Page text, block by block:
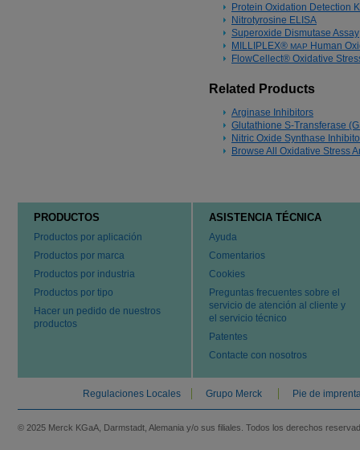
Protein Oxidation Detection
Nitrotyrosine ELISA
Superoxide Dismutase Assay
MILLIPLEX® MAP Human
FlowCellect® Oxidative
Related Products
Arginase Inhibitors
Glutathione S-Transferase
Nitric Oxide Synthase
Browse All Oxidative Stress
PRODUCTOS
Productos por aplicación
Productos por marca
Productos por industria
Productos por tipo
Hacer un pedido de nuestros
productos
ASISTENCIA TÉCNICA
Ayuda
Comentarios
Cookies
Preguntas frecuentes sobre el
servicio de atención al cliente y
el servicio técnico
Patentes
Contacte con nosotros
Regulaciones Locales Grupo Merck Pie de
© 2025 Merck KGaA, Darmstadt, Alemania y/o sus filiales. Todos los derechos